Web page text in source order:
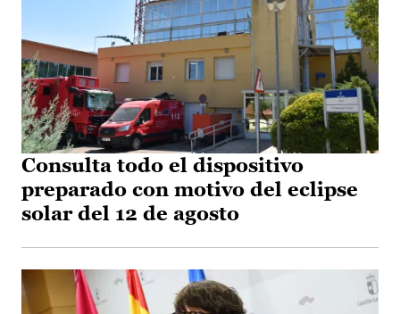
Consulta todo el dispositivo
preparado con motivo del eclipse
solar del 12 de agosto